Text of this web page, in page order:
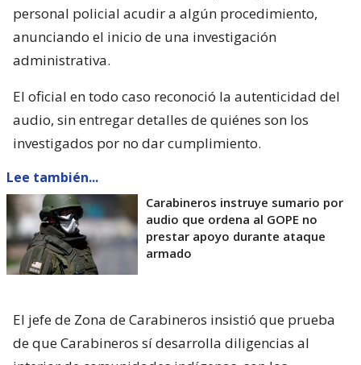
personal policial acudir a algún procedimiento,
anunciando el inicio de una investigación
administrativa.
El oficial en todo caso reconoció la autenticidad del
audio, sin entregar detalles de quiénes son los
investigados por no dar cumplimiento.
Lee también...
Carabineros instruye sumario por
audio que ordena al GOPE no
prestar apoyo durante ataque
armado
El jefe de Zona de Carabineros insistió que prueba
de que Carabineros sí desarrolla diligencias al